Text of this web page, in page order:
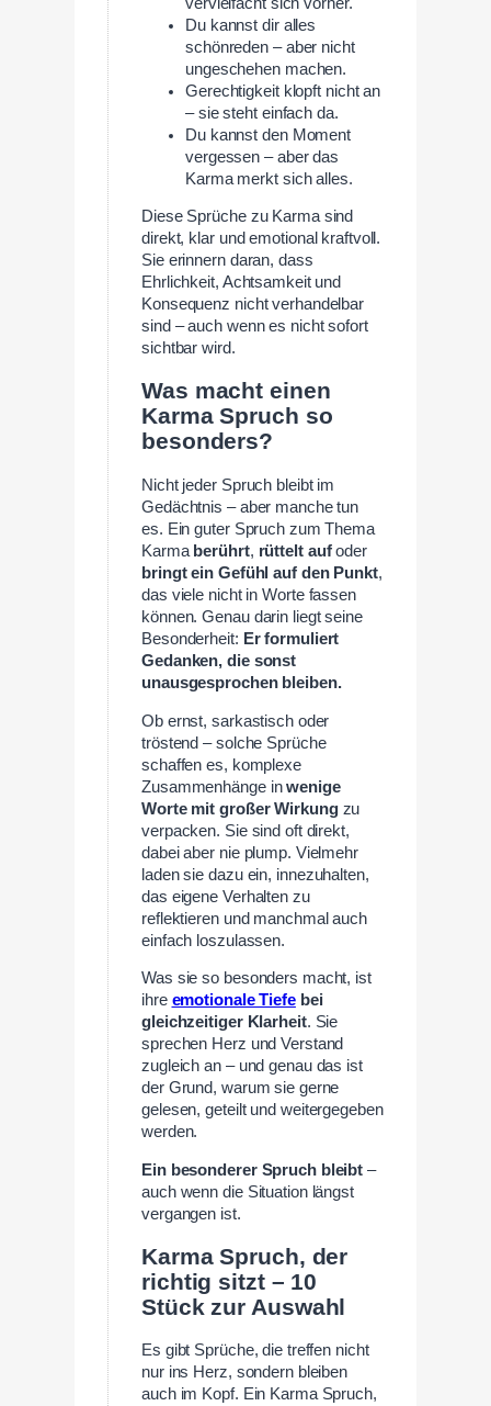
Du kannst dir alles
schönreden – aber nicht
ungeschehen machen.
Gerechtigkeit klopft nicht an
– sie steht einfach da.
Du kannst den Moment
vergessen – aber das
Karma merkt sich alles.
Diese Sprüche zu Karma sind
direkt, klar und emotional kraftvoll.
Sie erinnern daran, dass
Ehrlichkeit, Achtsamkeit und
Konsequenz nicht verhandelbar
sind – auch wenn es nicht sofort
sichtbar wird.
Was macht einen
Karma Spruch so
besonders?
Nicht jeder Spruch bleibt im
Gedächtnis – aber manche tun
es. Ein guter Spruch zum Thema
Karma berührt, rüttelt aufoder
bringt ein Gefühl auf den Punkt,
das viele nicht in Worte fassen
können. Genau darin liegt seine
Besonderheit: Er formuliert
Gedanken, die sonst
unausgesprochen bleiben.
Ob ernst, sarkastisch oder
tröstend – solche Sprüche
schaffen es, komplexe
Zusammenhänge inwenige
Worte mit großer Wirkungzu
verpacken. Sie sind oft direkt,
dabei aber nie plump. Vielmehr
laden sie dazu ein, innezuhalten,
das eigene Verhalten zu
reflektieren und manchmal auch
einfach loszulassen.
Was sie so besonders macht, ist
ihre emotionale Tiefebei
gleichzeitiger Klarheit. Sie
sprechen Herz und Verstand
zugleich an – und genau das ist
der Grund, warum sie gerne
gelesen, geteilt und weitergegeben
werden.
Ein besonderer Spruch bleibt–
auch wenn die Situation längst
vergangen ist.
Karma Spruch, der
richtig sitzt – 10
Stück zur Auswahl
Es gibt Sprüche, die treffen nicht
nur ins Herz, sondern bleiben
auch im Kopf. Ein Karma Spruch,